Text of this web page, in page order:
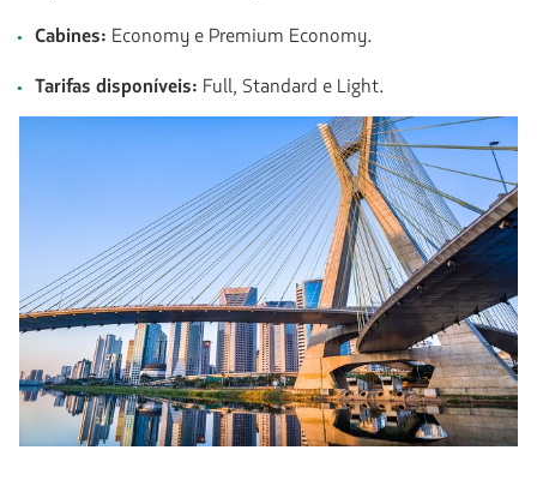
Cabines: Economy e Premium Economy.
Tarifas disponíveis: Full, Standard e Light.